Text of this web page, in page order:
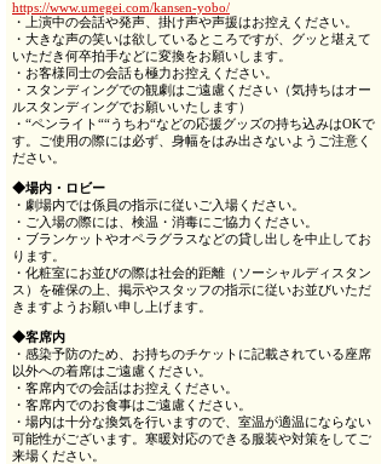
https://www.umegei.com/kansen-yobo/
・上演中の会話や発声、掛け声や声援はお控えください。
・大きな声の笑いは欲しているところですが、グッと堪えて
いただき何卒拍手などに変換をお願いします。
・お客様同士の会話も極力お控えください。
・スタンディングでの観劇はご遠慮ください（気持ちはオー
ルスタンディングでお願いいたします）
・“ペンライト““うちわ“などの応援グッズの持ち込みはOKで
す。ご使用の際には必ず、身幅をはみ出さないようご注意く
ださい。
◆場内・ロビー
・劇場内では係員の指示に従いご入場ください。
・ご入場の際には、検温・消毒にご協力ください。
・ブランケットやオペラグラスなどの貸し出しを中止してお
ります。
・化粧室にお並びの際は社会的距離（ソーシャルディスタン
ス）を確保の上、掲示やスタッフの指示に従いお並びいただ
きますようお願い申し上げます。
◆客席内
・感染予防のため、お持ちのチケットに記載されている座席
以外への着席はご遠慮ください。
・客席内での会話はお控えください。
・客席内でのお食事はご遠慮ください。
・場内は十分な換気を行いますので、室温が適温にならない
可能性がございます。寒暖対応のできる服装や対策をしてご
来場ください。